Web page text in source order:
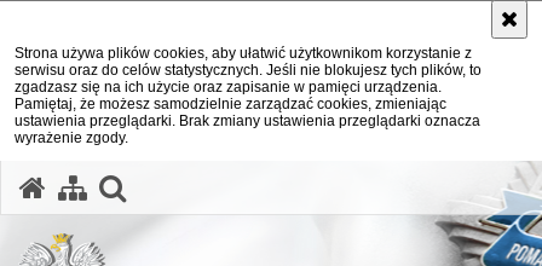
Strona używa plików cookies, aby ułatwić użytkownikom korzystanie z
serwisu oraz do celów statystycznych. Jeśli nie blokujesz tych plików, to
zgadzasz się na ich użycie oraz zapisanie w pamięci urządzenia.
Pamiętaj, że możesz samodzielnie zarządzać cookies, zmieniając
ustawienia przeglądarki. Brak zmiany ustawienia przeglądarki oznacza
wyrażenie zgody.